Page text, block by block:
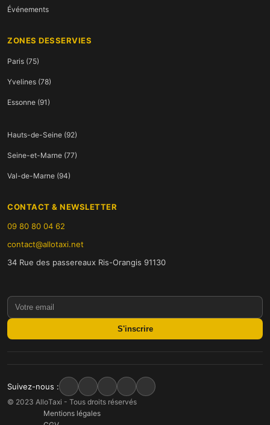
Événements
ZONES DESSERVIES
Paris (75)
Yvelines (78)
Essonne (91)
Hauts-de-Seine (92)
Seine-et-Marne (77)
Val-de-Marne (94)
CONTACT & NEWSLETTER
09 80 80 04 62
contact@allotaxi.net
34 Rue des passereaux Ris-Orangis 91130
S'inscrire
Suivez-nous :
© 2023 AlloTaxi - Tous droits réservés
Mentions légales